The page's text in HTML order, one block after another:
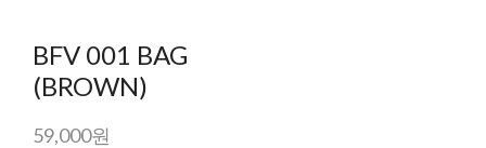
BFV 001 BAG
(BROWN)
59,000원